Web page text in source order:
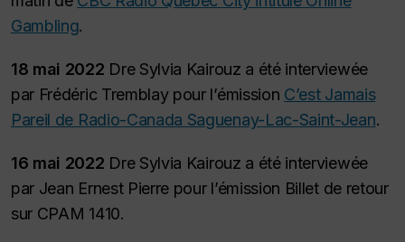
Gambling.
18 mai 2022 Dre Sylvia Kairouz a été interviewée
par Frédéric Tremblay pour l’émission C’est Jamais
Pareil de Radio-Canada Saguenay-Lac-Saint-Jean.
16 mai 2022 Dre Sylvia Kairouz a été interviewée
par Jean Ernest Pierre pour l’émission Billet de retour
sur CPAM 1410.